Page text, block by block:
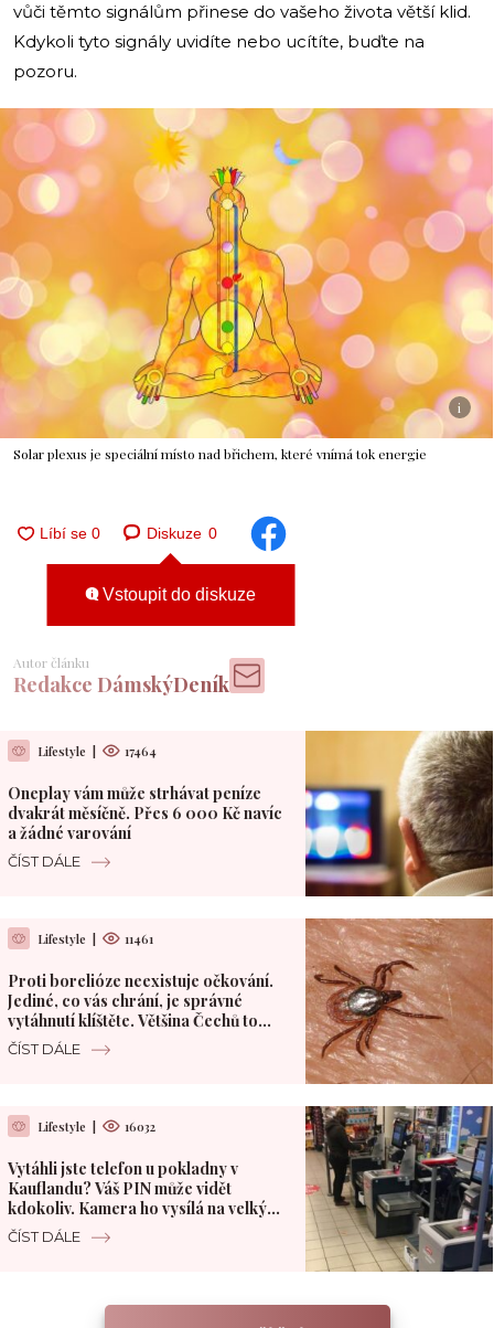
vůči těmto signálům přinese do vašeho života větší klid.
Kdykoli tyto signály uvidíte nebo ucítíte, buďte na
pozoru.
i
Solar plexus je speciální místo nad břichem, které vnímá tok energie
Diskuze 0
Vstoupit do diskuze
Autor článku
Redakce DámskýDeník
Lifestyle | 17464
Oneplay vám může strhávat peníze
dvakrát měsíčně. Přes 6 000 Kč navíc
a žádné varování
ČÍST DÁLE
Lifestyle | 11461
Proti borelióze neexistuje očkování.
Jediné, co vás chrání, je správné
vytáhnutí klíštěte. Většina Čechů to
dělá špatně
ČÍST DÁLE
Lifestyle | 16032
Vytáhli jste telefon u pokladny v
Kauflandu? Váš PIN může vidět
kdokoliv. Kamera ho vysílá na velký
monitor
ČÍST DÁLE